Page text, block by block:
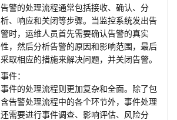
告警的处理流程通常包括接收、确认、分
析、响应和关闭等步骤。当监控系统发出告
警时，运维人员首先需要确认告警的真实
性，然后分析告警的原因和影响范围，最后
采取相应的措施来解决问题，并关闭告警。
事件：
事件的处理流程则更加复杂和全面。除了包
含告警处理流程中的各个环节外，事件处理
还需要进行事件调查、影响评估、风险分